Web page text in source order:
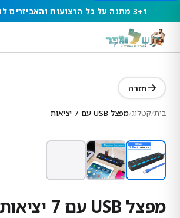
3+1 מתנה על כל הרצועות והאביזרים לשעונים חכמים
חזרה
בית/קטלוג/מפצל USB עם 7 יציאות
מפצל USB עם 7 יציאות